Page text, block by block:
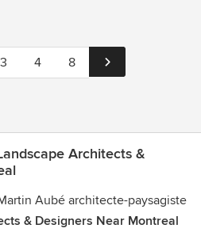
3 4 8
Architects &
Aubé architecte-paysagiste
& Designers Near Montreal